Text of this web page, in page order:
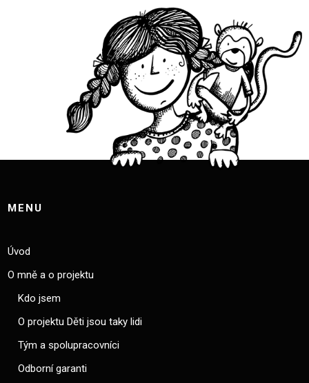
MENU
Úvod
O mně a o projektu
Kdo jsem
O projektu Děti jsou taky lidi
Tým a spolupracovníci
Odborní garanti